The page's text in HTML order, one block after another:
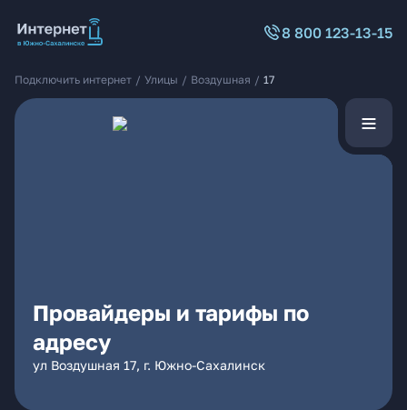
8 800 123-13-15
Подключить интернет / Улицы / Воздушная / 17
Провайдеры и тарифы по
адресу
ул Воздушная 17, г. Южно-Сахалинск